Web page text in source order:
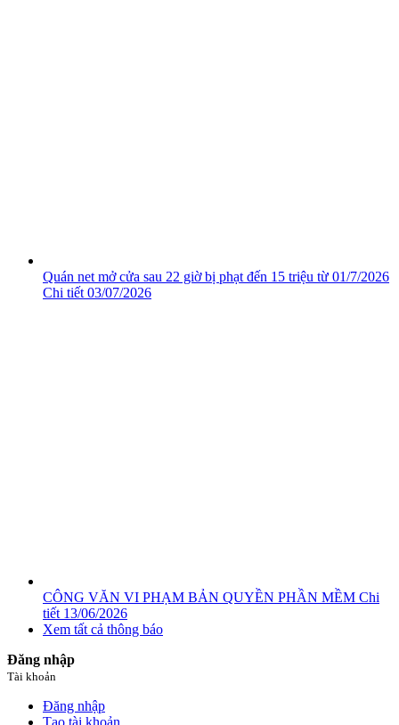
Quán net mở cửa sau 22 giờ bị phạt đến 15 triệu từ 01/7/2026
Chi tiết 03/07/2026
CÔNG VĂN VI PHẠM BẢN QUYỀN PHẦN MỀM Chi
tiết 13/06/2026
Xem tất cả thông báo
Đăng nhập
Tài khoản
Đăng nhập
Tạo tài khoản